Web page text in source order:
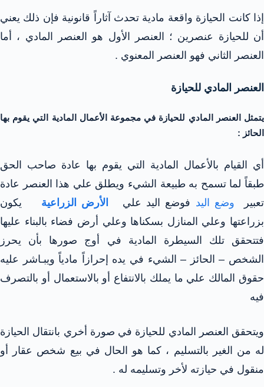
إذا كانت الحيازة واقعة مادية تحدث آثاراً قانونية فإن ذلك يعني
أن للحيازة عنصرين ؛ العنصر الأول هو العنصر المادي ، أما
العنصر الثاني فهو العنصر المعنوي .
العنصر المادي للحيازة
يتمثل العنصر المادي للحيازة في مجموعة الأعمال المادية التي يقوم بها
الحائز :
أي القيام بالأعمال المادية التي يقوم بها عادة صاحب الحق
طبقاً لما تسمح به طبيعة الشيء ويطلق علي هذا العنصر عادة
تعبير وضع اليد فوضع اليد علي الأرض الزراعية
يكون
بزراعتها وعلي المنازل بسكناها وعلي أرض فضاء بالبناء عليها
فتتحقق تلك السيطرة المادية في أوج صورها بأن يحرز
الشخص – الحائز – الشيء في يده إحرازاً مادياً ويبـاشر عليه
حقوق المالك علي ما يملك بالانتفاع أو بالاستعمال أو بالتصرف
فيه
ويتحقق العنصر المادي للحيازة في صورة أخري بانتقال الحيازة
له من الغير بالتسليم ، كما هو الحال في بيع شخص عقار أو
منقول في حيازته لأخر وتسليمه له .